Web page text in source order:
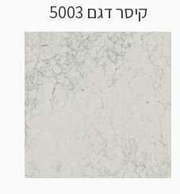
קיסר דגם 5003